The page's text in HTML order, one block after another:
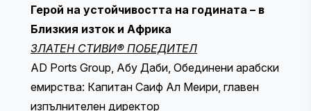
Герой на устойчивостта на годината – в
Близкия изток и Африка
ЗЛАТЕН СТИВИ® ПОБЕДИТЕЛ
AD Ports Group, Абу Даби, Обединени арабски
емирства: Капитан Саиф Ал Меири, главен
изпълнителен директор